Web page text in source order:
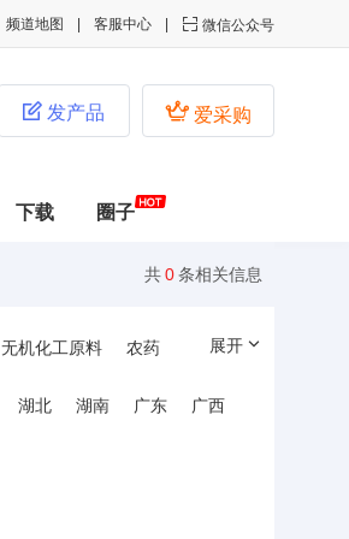
 微信公众号
客服中心
频道地图
 爱采购
 发产品
下载 圈子
共0条相关信息
无机化工原料
农药
化学助剂
橡胶制品
展开
湖北 湖南 广东
广西